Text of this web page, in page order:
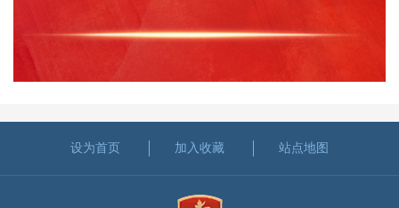
设为首页 加入收藏 站点地图